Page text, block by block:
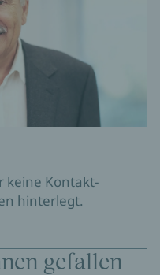
keine Kontakt-
hinterlegt.
gefallen